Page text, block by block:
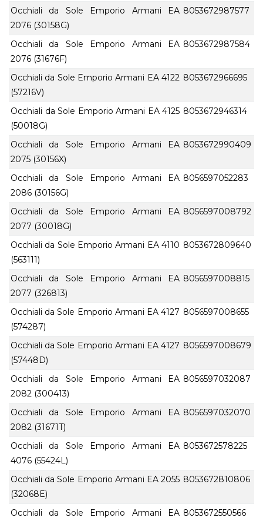
Occhiali da Sole Emporio Armani EA
2076 (30158G)
8053672987577
Occhiali da Sole Emporio Armani EA
2076 (31676F)
8053672987584
Occhiali da Sole Emporio Armani EA 4122
(57216V)
8053672966695
Occhiali da Sole Emporio Armani EA 4125
(50018G)
8053672946314
Occhiali da Sole Emporio Armani EA
2075 (30156X)
8053672990409
Occhiali da Sole Emporio Armani EA
2086 (30156G)
8056597052283
Occhiali da Sole Emporio Armani EA
2077 (30018G)
8056597008792
Occhiali da Sole Emporio Armani EA 4110
(563111)
8053672809640
Occhiali da Sole Emporio Armani EA
2077 (326813)
8056597008815
Occhiali da Sole Emporio Armani EA 4127
(574287)
8056597008655
Occhiali da Sole Emporio Armani EA 4127
(57448D)
8056597008679
Occhiali da Sole Emporio Armani EA
2082 (300413)
8056597032087
Occhiali da Sole Emporio Armani EA
2082 (31671T)
8056597032070
Occhiali da Sole Emporio Armani EA
4076 (55424L)
8053672578225
Occhiali da Sole Emporio Armani EA 2055
(32068E)
8053672810806
Occhiali da Sole Emporio Armani EA 8053672550566